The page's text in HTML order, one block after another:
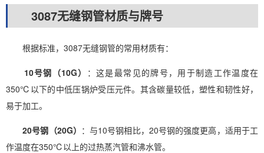
3087无缝钢管材质与牌号
根据标准，3087无缝钢管的常用材质有：
10号钢（10G）
：这是最常见的牌号，用于制造工作温度在
350℃以下的中低压锅炉受压元件。其含碳量较低，塑性和韧性好，
易于加工。
20号钢（20G） ：与10号钢相比，20号钢的强度更高，适用于工
作温度在350℃以上的过热蒸汽管和沸水管。